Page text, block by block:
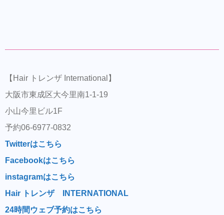
【Hair トレンザ International】
大阪市東成区大今里南1-1-19
小山今里ビル1F
予約06-6977-0832
Twitterはこちら
Facebookはこちら
instagramはこちら
Hair トレンザ INTERNATIONAL
24時間ウェブ予約はこちら